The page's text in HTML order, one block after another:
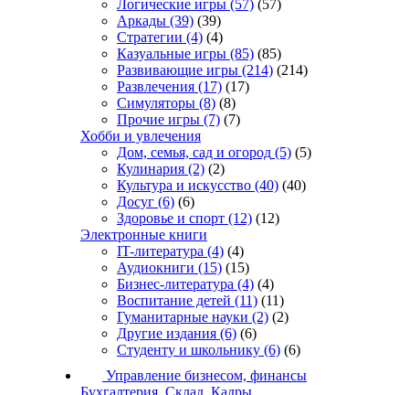
Логические игры (57) (57)
Аркады (39) (39)
Стратегии (4) (4)
Казуальные игры (85) (85)
Развивающие игры (214) (214)
Развлечения (17) (17)
Симуляторы (8) (8)
Прочие игры (7) (7)
Хобби и увлечения
Дом, семья, сад и огород (5) (5)
Кулинария (2) (2)
Культура и искусство (40) (40)
Досуг (6) (6)
Здоровье и спорт (12) (12)
Электронные книги
IT-литература (4) (4)
Аудиокниги (15) (15)
Бизнес-литература (4) (4)
Воспитание детей (11) (11)
Гуманитарные науки (2) (2)
Другие издания (6) (6)
Студенту и школьнику (6) (6)
Управление бизнесом, финансы
Бухгалтерия. Склад. Кадры